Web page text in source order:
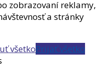
zobrazovaní reklamy,
a stránky
všetkoPrijať všetko